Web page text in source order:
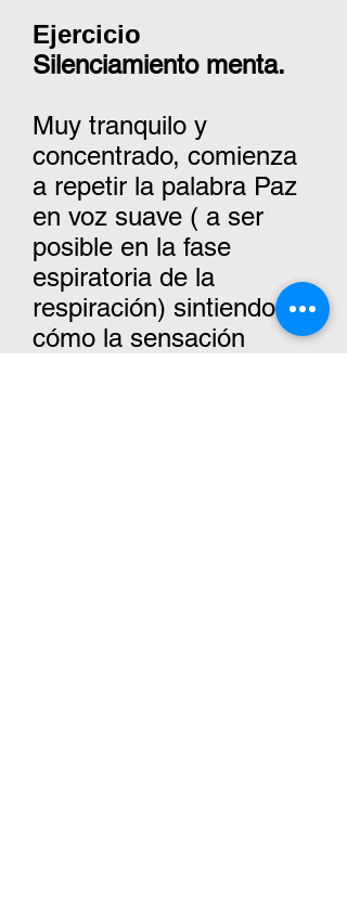
Ejercicio
Silenciamiento menta.
Muy tranquilo y
concentrado, comienza
a repetir la palabra Paz
en voz suave ( a ser
posible en la fase
espiratoria de la
respiración) sintiendo
cómo la sensación